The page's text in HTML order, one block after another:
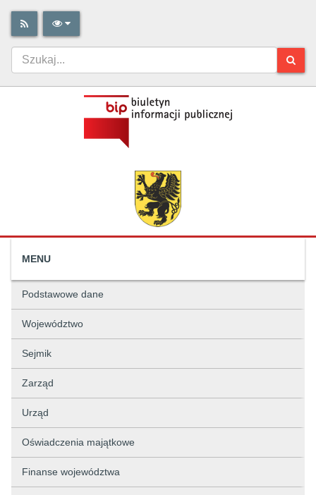
MENU
Podstawowe dane
Województwo
Sejmik
Zarząd
Urząd
Oświadczenia majątkowe
Finanse województwa